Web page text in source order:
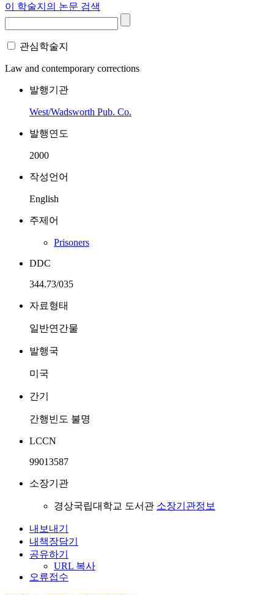
이 학술지의 논문 검색
관심학술지
Law and contemporary corrections
발행기관
West/Wadsworth Pub. Co.
발행연도
2000
작성언어
English
주제어
Prisoners
DDC
344.73/035
자료형태
일반연간물
발행국
미국
간기
간행빈도 불명
LCCN
99013587
소장기관
경상국립대학교 도서관 소장기관정보
내보내기
내책장담기
공유하기
URL 복사
오류접수